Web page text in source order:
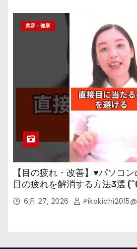
美容・健康
【目の疲れ・改善】♥パソコ
目の疲れを解消する方法3選
市の女性・美容鍼灸・整体師
6月 27, 2026